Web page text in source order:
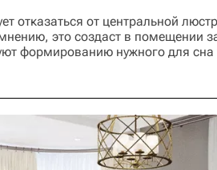
отказаться от центральной
это создаст в помещении
формированию нужного для сна